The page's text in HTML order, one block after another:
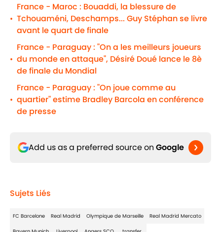
•
France - Maroc : Bouaddi, la blessure de
Tchouaméni, Deschamps... Guy Stéphan se livre
avant le quart de finale
•
France - Paraguay : "On a les meilleurs joueurs
du monde en attaque", Désiré Doué lance le 8è
de finale du Mondial
•
France - Paraguay : "On joue comme au
quartier" estime Bradley Barcola en conférence
de presse
Add us as a preferred source on Google
Sujets Liés
FC Barcelone Real Madrid Olympique de Marseille Real Madrid Mercato